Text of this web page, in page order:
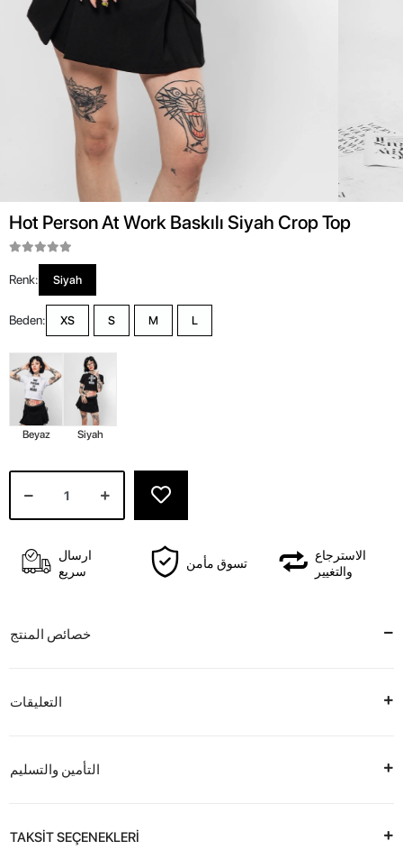
Hot Person At Work Baskılı Siyah Crop Top
Renk: Siyah
Beden: XS S M L
Beyaz Siyah
ارسال
سريع
تسوق مأمن
الاسترجاع
والتغيير
خصائص المنتج
التعليقات
التأمين والتسليم
TAKSİT SEÇENEKLERİ